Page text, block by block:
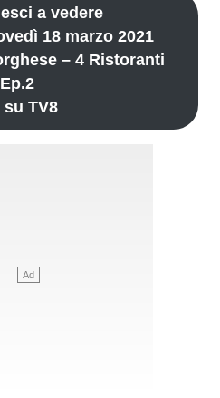
a vedere
18 marzo 2021
– 4 Ristoranti
Ep.2
su TV8